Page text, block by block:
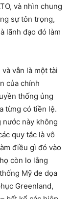
và nhìn chung
sự tôn trọng,
lãnh đạo đó làm
vẫn là một tài
của chính
thống ủng
từng có tiền lệ.
nước này không
quy tắc là vô
điều gì đó vào
còn lo lắng
Mỹ đe dọa
Greenland,